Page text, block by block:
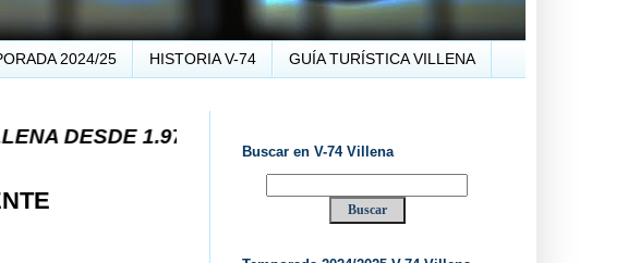
2024/25 HISTORIA V-74 GUÍA TURÍSTICA VILLENA
1.974 ... EL "UVE" ...
Buscar en V-74 Villena